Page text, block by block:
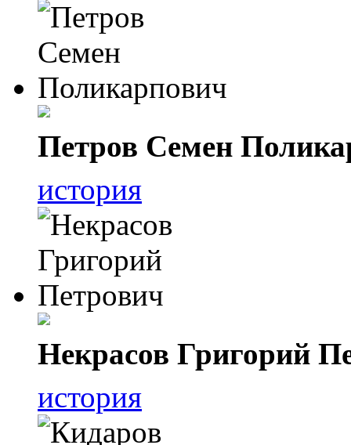
Петров Семен
история
Некрасов Григорий
история